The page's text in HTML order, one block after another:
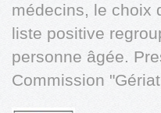
médecins, le choix
liste positive
personne âgée.
Commission